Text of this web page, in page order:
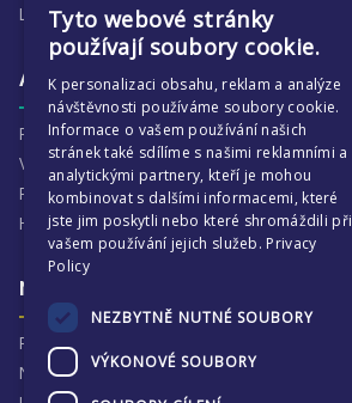
Lidé
Aktivity
Proč je ECP tak zajímavé
Výchovná péče
Program :more
Harmonogram školního
Naše výsledky a příběhy
Proč jsme hrdí na ECP
Naše výsledky
Tyto webové stránky
používají soubory cookie.
K personalizaci obsahu, reklam a analýze
návštěvnosti používáme soubory cookie.
Informace o vašem používání našich
stránek také sdílíme s našimi reklamními a
analytickými partnery, kteří je mohou
kombinovat s dalšími informacemi, které
jste jim poskytli nebo které shromáždili při
vašem používání jejich služeb. Privacy
Policy
NEZBYTNĚ NUTNÉ SOUBORY
VÝKONOVÉ SOUBORY